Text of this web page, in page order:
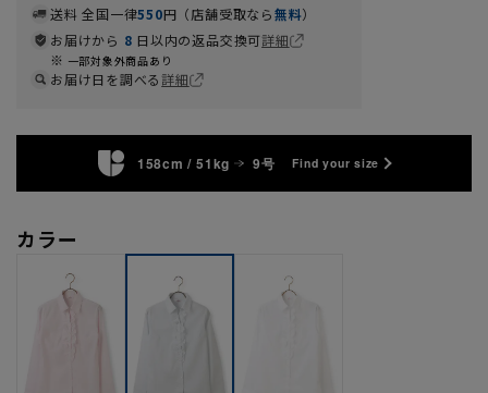
送料 全国一律550円（店舗受取なら無料）
お届けから 8 日以内の返品交換可詳細
一部対象外商品あり
お届け日を調べる詳細
158cm / 51kg 9号 Find your size
カラー